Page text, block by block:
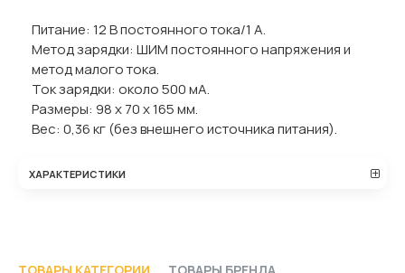
Питание: 12 В постоянного тока/1 А.
Метод зарядки: ШИМ постоянного напряжения и
метод малого тока.
Ток зарядки: около 500 мА.
Размеры: 98 х 70 х 165 мм.
Вес: 0,36 кг (без внешнего источника питания).
ХАРАКТЕРИСТИКИ
ТОВАРЫ КАТЕГОРИИ ТОВАРЫ БРЕНДА